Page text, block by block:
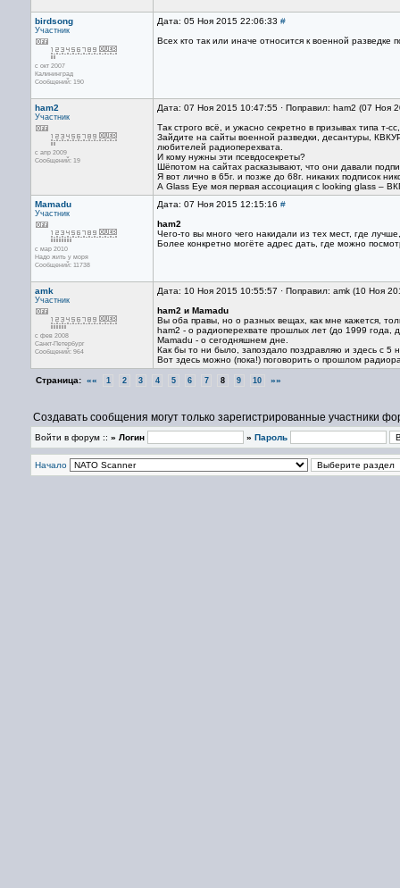
birdsong
Участник
с окт 2007
Калининград
Сообщений: 190
Дата: 05 Ноя 2015 22:06:33 #
Всех кто так или иначе относится к военной
ham2
Участник
с апр 2009
Сообщений: 19
Дата: 07 Ноя 2015 10:47:55 · Поправил: ham2 (07 Ноя
Так строго всё, и ужасно секретно в призывах типа т-
Зайдите на сайты военной разведки, десантуры,
любителей радиоперехвата.
И кому нужны эти псевдосекреты?
Шёпотом на сайтах расказывают, что они давали
Я вот лично в 65г. и позже до 68г. никаких подписок
А Glass Eye моя первая ассоциация с looking glass –
Mamadu
Участник
с мар 2010
Надо жить у моря
Сообщений: 11738
Дата: 07 Ноя 2015 12:15:16 #
ham2
Чего-то вы много чего накидали из тех мест, где
Более конкретно могёте адрес дать, где можно
amk
Участник
с фев 2008
Санкт-Петербург
Сообщений: 964
Дата: 10 Ноя 2015 10:55:57 · Поправил: amk (10 Ноя
ham2 и Mamadu
Вы оба правы, но о разных вещах, как мне кажется,
ham2 - о радиоперехвате прошлых лет (до 1999 года,
Mamadu - о сегодняшнем дне.
Как бы то ни было, запоздало поздравляю и здесь с 5
Вот здесь можно (пока!) поговорить о прошлом
Страница: «« 1 2 3 4 5 6 7 8 9 10 »»
Создавать сообщения могут только зарегистрированные участники
Войти в форум :: » Логин » Пароль
Начало